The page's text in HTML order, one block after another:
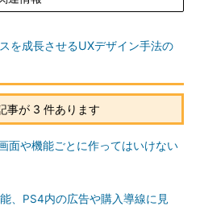
を成長させるUXデザイン手法の
事が 3 件あります
面や機能ごとに作ってはいけない
、PS4内の広告や購入導線に見